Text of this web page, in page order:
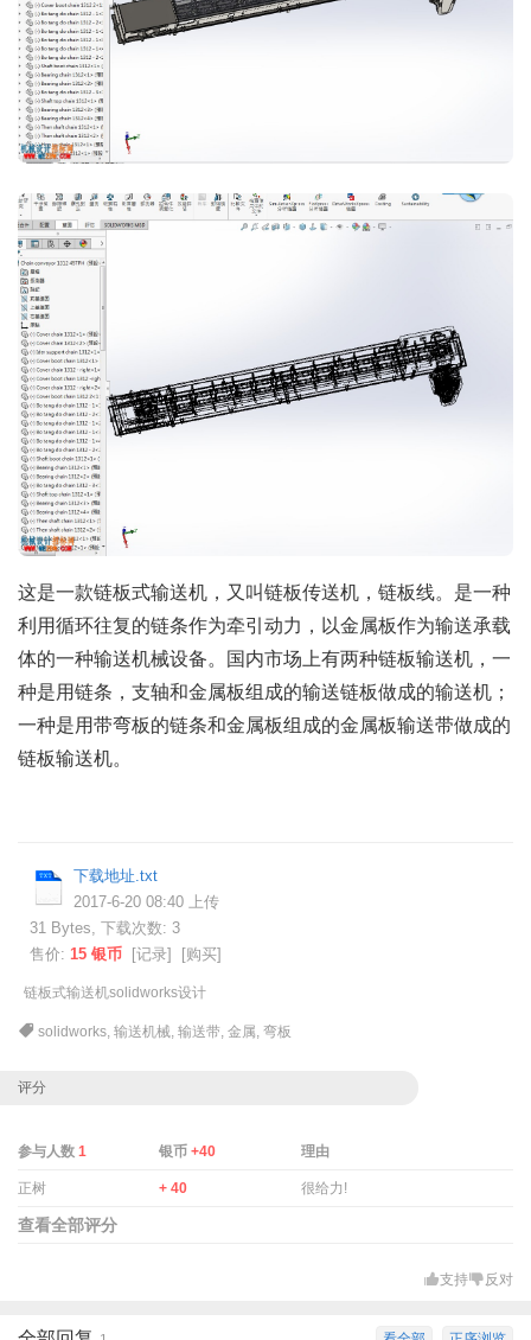
这是一款链板式输送机，又叫链板传送机，链板线。是一种
利用循环往复的链条作为牵引动力，以金属板作为输送承载
体的一种输送机械设备。国内市场上有两种链板输送机，一
种是用链条，支轴和金属板组成的输送链板做成的输送机；
一种是用带弯板的链条和金属板组成的金属板输送带做成的
链板输送机。
下载地址.txt
2017-6-20 08:40 上传
31 Bytes, 下载次数: 3
售价: 15 银币 [记录] [购买]
链板式输送机solidworks设计
solidworks,输送机械,输送带,金属,弯板
评分
参与人数 1 银币+40 理由
正树 + 40 很给力!
查看全部评分
支持 反对